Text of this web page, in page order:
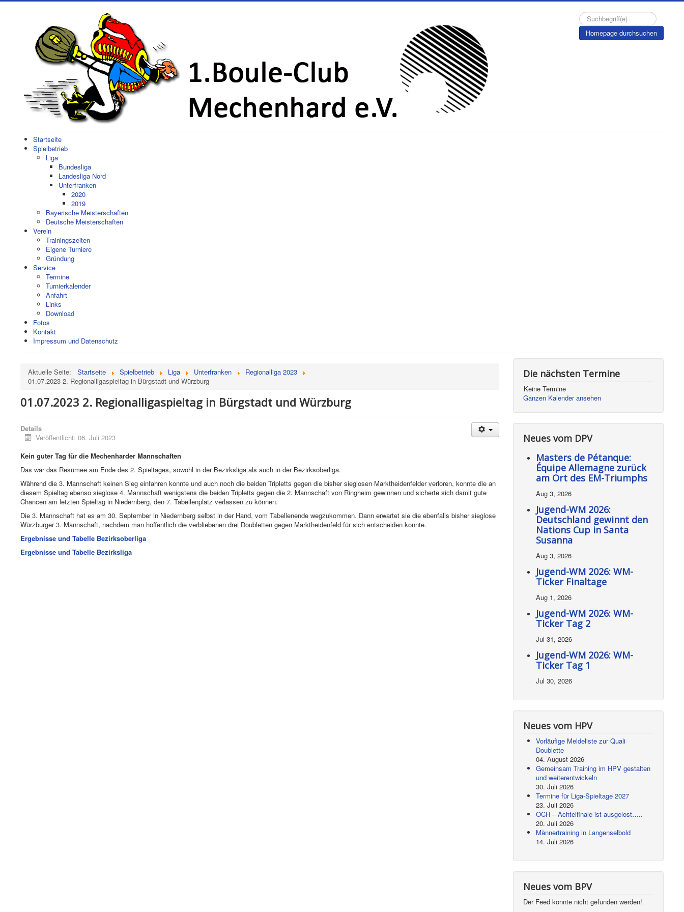
Suchen...
Homepage durchsuchen
Startseite
Spielbetrieb
Liga
Bundesliga
Landesliga Nord
Unterfranken
2020
2019
Bayerische Meisterschaften
Deutsche Meisterschaften
Verein
Trainingszeiten
Eigene Turniere
Gründung
Service
Termine
Turnierkalender
Anfahrt
Links
Download
Fotos
Kontakt
Impressum und Datenschutz
Aktuelle Seite: Startseite Spielbetrieb Liga Unterfranken
Regionalliga 2023
01.07.2023 2. Regionalligaspieltag in Bürgstadt und Würzburg
01.07.2023 2. Regionalligaspieltag in Bürgstadt und Würzburg
Details
Veröffentlicht: 06. Juli 2023
Kein guter Tag für die Mechenharder Mannschaften
Das war das Resümee am Ende des 2. Spieltages, sowohl in der Bezirksliga als auch in der Bezirksoberliga.
Während die 3. Mannschaft keinen Sieg einfahren konnte und auch noch die beiden Tripletts gegen die bisher sieglosen Marktheidenfelder verloren, konnte die an
diesem Spieltag ebenso sieglose 4. Mannschaft wenigstens die beiden Tripletts gegen die 2. Mannschaft von Ringheim gewinnen und sicherte sich damit gute
Chancen am letzten Spieltag in Niedernberg, den 7. Tabellenplatz verlassen zu können.
Die 3. Mannschaft hat es am 30. September in Niedernberg selbst in der Hand, vom Tabellenende wegzukommen. Dann erwartet sie die ebenfalls bisher sieglose
Würzburger 3. Mannschaft, nachdem man hoffentlich die verbliebenen drei Doubletten gegen Marktheidenfeld für sich entscheiden konnte.
Ergebnisse und Tabelle Bezirksoberliga
Ergebnisse und Tabelle Bezirksliga
Die nächsten Termine
Keine Termine
Ganzen Kalender ansehen
Neues vom DPV
Masters de Pétanque:
Équipe Allemagne zurück
am Ort des EM-Triumphs
Aug 3, 2026
Jugend-WM 2026:
Deutschland gewinnt den
Nations Cup in Santa
Susanna
Aug 3, 2026
Jugend-WM 2026: WM-
Ticker Finaltage
Aug 1, 2026
Jugend-WM 2026: WM-
Ticker Tag 2
Jul 31, 2026
Jugend-WM 2026: WM-
Ticker Tag 1
Jul 30, 2026
Neues vom HPV
Vorläufige Meldeliste zur Quali
Doublette
04. August 2026
Gemeinsam Training im HPV gestalten
und weiterentwickeln
30. Juli 2026
Termine für Liga-Spieltage 2027
23. Juli 2026
OCH – Achtelfinale ist ausgelost…..
20. Juli 2026
Männertraining in Langenselbold
14. Juli 2026
Neues vom BPV
Der Feed konnte nicht gefunden werden!